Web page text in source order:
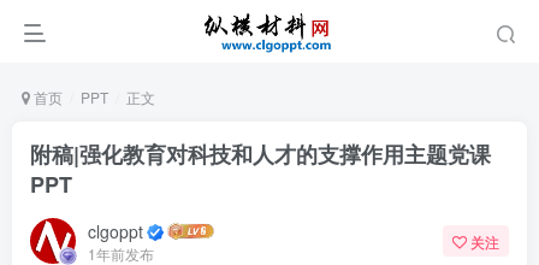
首页 PPT 正文
附稿|强化教育对科技和人才的支撑作用主题党课
PPT
clgoppt
1年前发布
关注